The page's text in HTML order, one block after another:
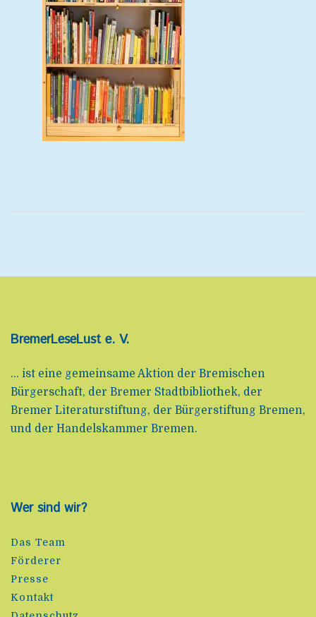
BremerLeseLust e. V.
... ist eine gemeinsame Aktion der Bremischen
Bürgerschaft, der Bremer Stadtbibliothek, der
Bremer Literaturstiftung, der Bürgerstiftung Bremen,
und der Handelskammer Bremen.
Wer sind wir?
Das Team
Förderer
Presse
Kontakt